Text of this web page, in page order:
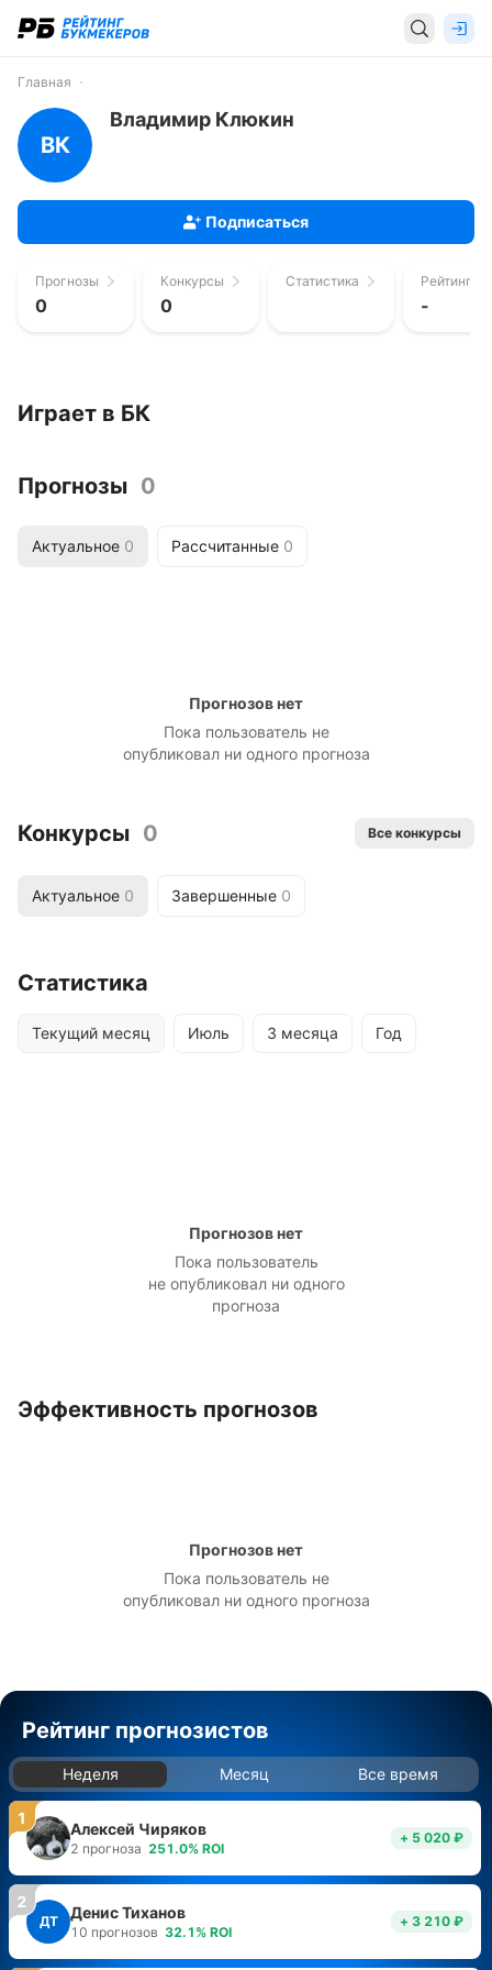
Главная
ВК
Владимир Клюкин
Подписаться
Прогнозы
0
Конкурсы
0
Статистика Рейтинг
-
Играет в БК
Прогнозы 0
Актуальное 0 Рассчитанные 0
Прогнозов нет
Пока пользователь не
опубликовал ни одного прогноза
Конкурсы 0 Все конкурсы
Актуальное 0 Завершенные 0
Статистика
Текущий месяц Июль 3 месяца Год
Прогнозов нет
Пока пользователь
не опубликовал ни одного
прогноза
Эффективность прогнозов
Прогнозов нет
Пока пользователь не
опубликовал ни одного прогноза
Рейтинг прогнозистов
Неделя Месяц Все время
1
Алексей Чиряков
2 прогноза 251.0% ROI
+ 5 020 ₽
2
ДТ Денис Тиханов
10 прогнозов 32.1 % ROI
+ 3 210 ₽